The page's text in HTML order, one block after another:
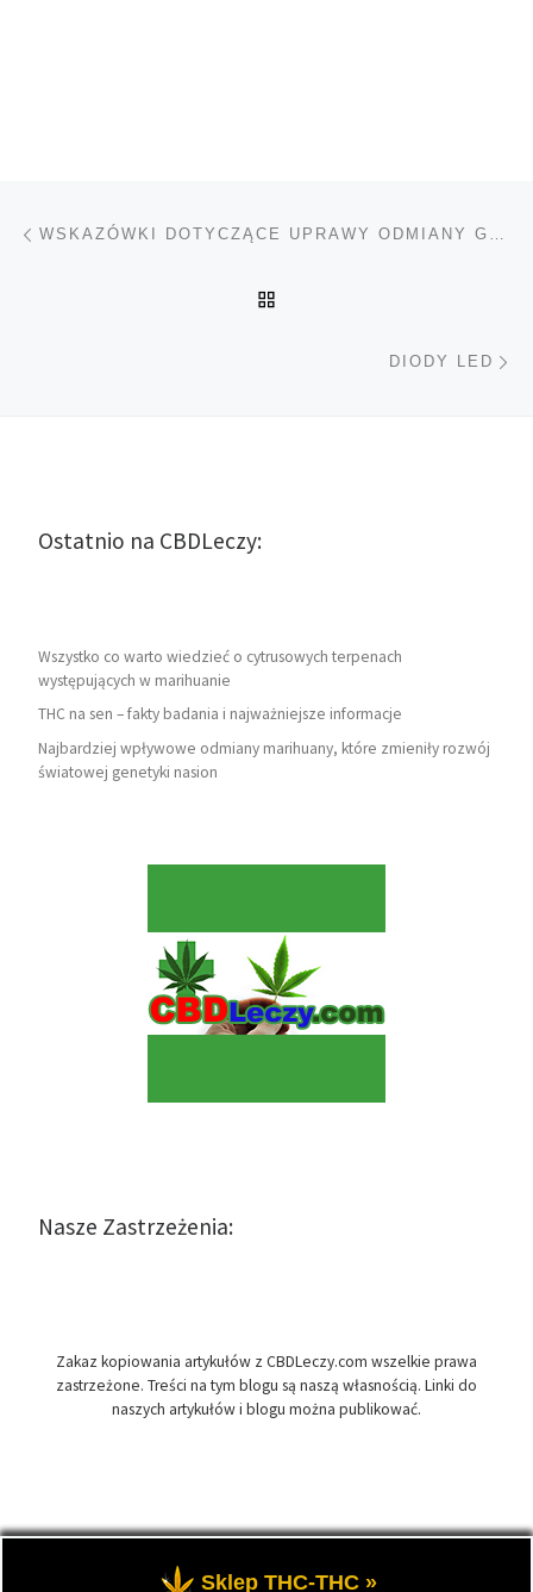
Nawigacja wpisu WSKAZÓWKI DOTYCZĄCE UPRAWY ODMIANY GOD BUD
DIODY LED
Ostatnio na CBDLeczy:
Wszystko co warto wiedzieć o cytrusowych terpenach
występujących w marihuanie
THC na sen – fakty badania i najważniejsze informacje
Najbardziej wpływowe odmiany marihuany, które zmieniły rozwój
światowej genetyki nasion
Nasze Zastrzeżenia:
Zakaz kopiowania artykułów z CBDLeczy.com wszelkie prawa
zastrzeżone. Treści na tym blogu są naszą własnością. Linki do
naszych artykułów i blogu można publikować.
CBDLeczy.com – Wszelkie prawa zastrzeżone
Sklep THC-THC »